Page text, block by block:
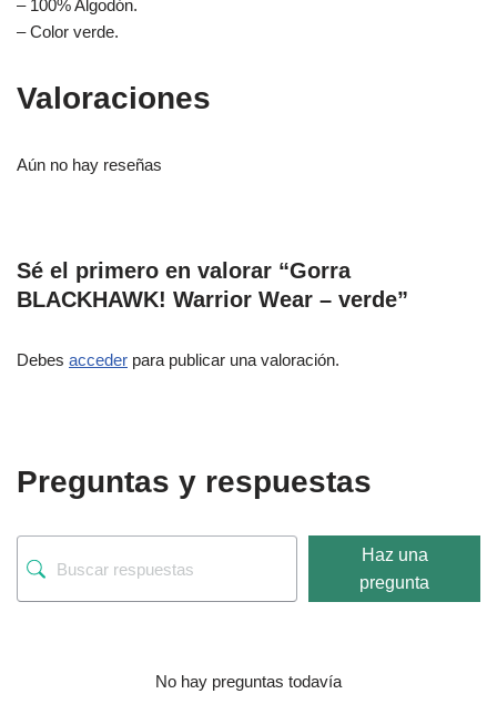
– 100% Algodón.
– Color verde.
Valoraciones
Aún no hay reseñas
Sé el primero en valorar “Gorra
BLACKHAWK! Warrior Wear – verde”
Debes acceder para publicar una valoración.
Preguntas y respuestas
Haz una
pregunta
No hay preguntas todavía